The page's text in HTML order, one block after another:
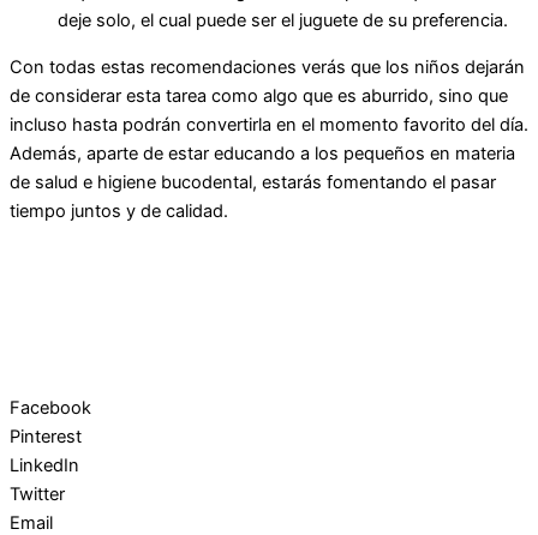
deje solo, el cual puede ser el juguete de su preferencia.
Con todas estas recomendaciones verás que los niños dejarán
de considerar esta tarea como algo que es aburrido, sino que
incluso hasta podrán convertirla en el momento favorito del día.
Además, aparte de estar educando a los pequeños en materia
de salud e higiene bucodental, estarás fomentando el pasar
tiempo juntos y de calidad.
Facebook
Pinterest
LinkedIn
Twitter
Email